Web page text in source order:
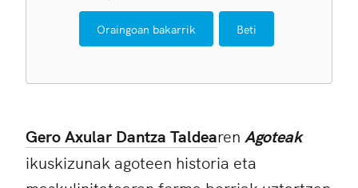
Oraingoan bakarrik Beti
Gero Axular Dantza Taldearen Agoteak
ikuskizunak agoteen historia eta